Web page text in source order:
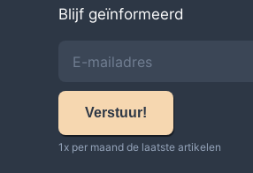
Blijf geïnformeerd
Verstuur!
1x per maand de laatste artikelen